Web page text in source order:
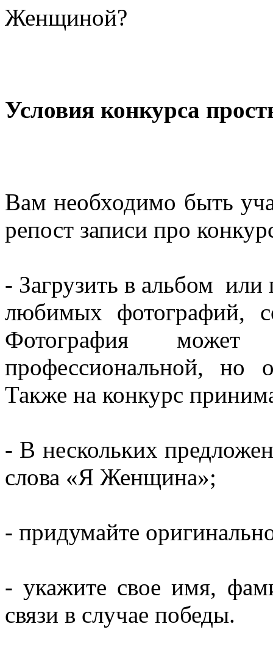
Женщиной?
Условия конкурса
Вам необходимо быть
репост записи про
- Загрузить в альбом или
любимых фотографий,
Фотография
профессиональной, но
Также на конкурс
- В нескольких
слова «Я Женщина»;
- придумайте
- укажите свое имя,
связи в случае победы.